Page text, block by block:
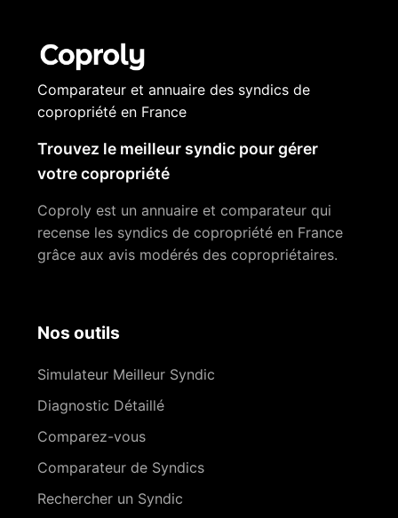
Comparateur et annuaire des syndics de
copropriété en France
Trouvez le meilleur syndic pour gérer
votre copropriété
Coproly est un annuaire et comparateur qui
recense les syndics de copropriété en France
grâce aux avis modérés des copropriétaires.
Nos outils
Simulateur Meilleur Syndic
Diagnostic Détaillé
Comparez-vous
Comparateur de Syndics
Rechercher un Syndic